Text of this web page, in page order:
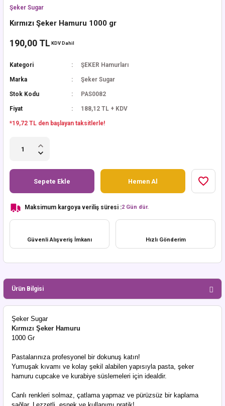
Şeker Sugar
Kırmızı Şeker Hamuru 1000 gr
190,00 TL KDV Dahil
Kategori ŞEKER Hamurları
Marka Şeker Sugar
Stok Kodu PAS0082
Fiyat 188,12 TL + KDV
*19,72 TL den başlayan taksitlerle!
Sepete Ekle Hemen Al
Maksimum kargoya veriliş süresi :2 Gün dür.
Güvenli Alışveriş İmkanı Hızlı Gönderim
Ürün Bilgisi
Şeker Sugar
Kırmızı Şeker Hamuru
1000 Gr
Pastalarınıza profesyonel bir dokunuş katın!
Yumuşak kıvamı ve kolay şekil alabilen yapısıyla pasta, şeker
hamuru cupcake ve kurabiye süslemeleri için idealdir.
Canlı renkleri solmaz, çatlama yapmaz ve pürüzsüz bir kaplama